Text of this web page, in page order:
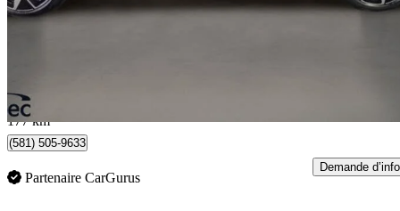
Québec, QC
177 km
(581) 505-9633
Partenaire CarGurus
Demande d’info